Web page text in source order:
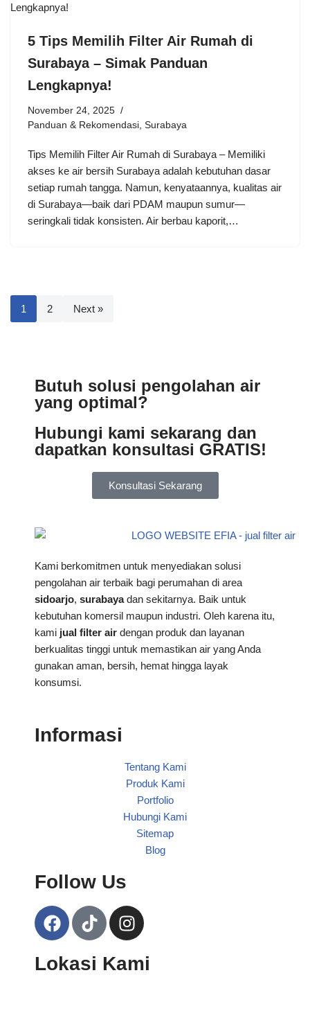
5 Tips Memilih Filter Air Rumah di
Surabaya – Simak Panduan
Lengkapnya!
November 24, 2025
Panduan & Rekomendasi, Surabaya
Tips Memilih Filter Air Rumah di Surabaya – Memiliki
akses ke air bersih Surabaya adalah kebutuhan dasar
setiap rumah tangga. Namun, kenyataannya, kualitas air
di Surabaya—baik dari PDAM maupun sumur—
seringkali tidak konsisten. Air berbau kaporit,…
1 2 Next »
Butuh solusi pengolahan air
yang optimal?
Hubungi kami sekarang dan
dapatkan konsultasi GRATIS!
Konsultasi Sekarang
Kami berkomitmen untuk menyediakan solusi
pengolahan air terbaik bagi perumahan di area
sidoarjo, surabayadan sekitarnya. Baik untuk
kebutuhan komersil maupun industri. Oleh karena itu,
kami jual filter air dengan produk dan layanan
berkualitas tinggi untuk memastikan air yang Anda
gunakan aman, bersih, hemat hingga layak
konsumsi.
Informasi
Tentang Kami
Produk Kami
Portfolio
Hubungi Kami
Sitemap
Blog
Follow Us
Lokasi Kami